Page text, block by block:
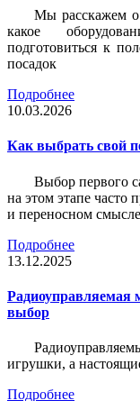
Мы расскажем о
какое
подготовиться к
посадок
Подробнее
10.03.2026
Как выбрать свой
Выбор первого
на этом этапе
и переносном смысле
Подробнее
13.12.2025
Радиоуправляемая
выбор
игрушки, а
Подробнее